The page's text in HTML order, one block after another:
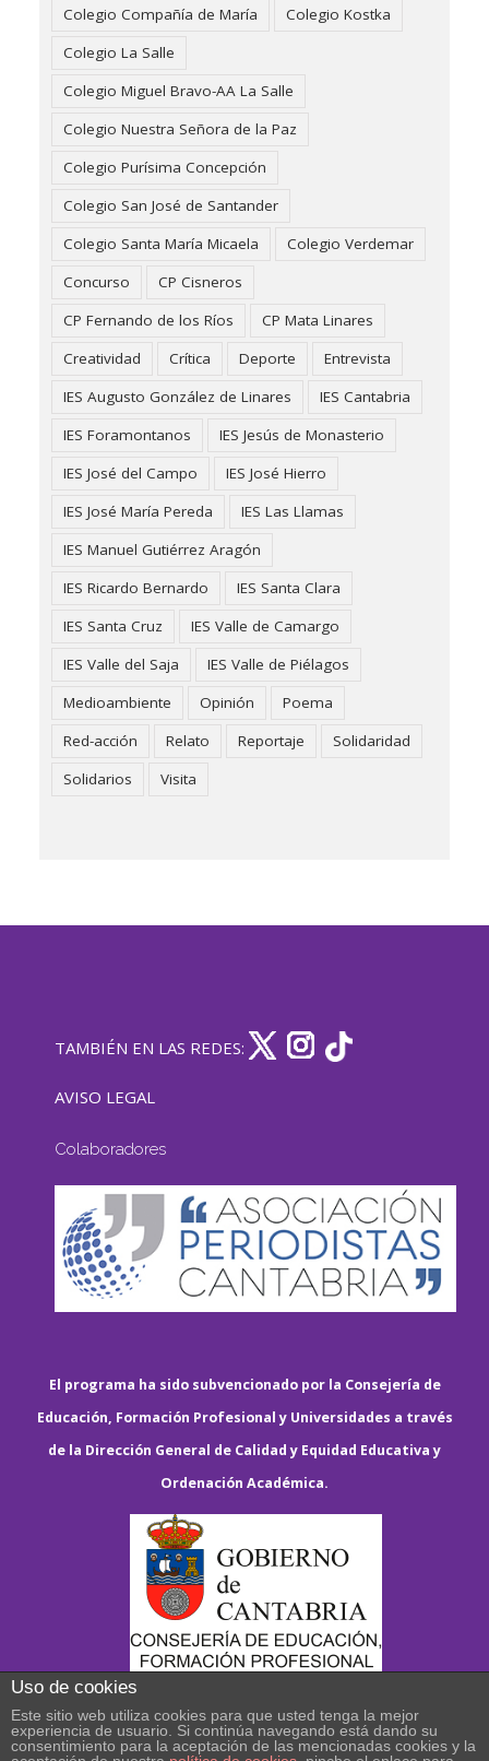
Colegio Compañía de María
Colegio Kostka
Colegio La Salle
Colegio Miguel Bravo-AA La Salle
Colegio Nuestra Señora de la Paz
Colegio Purísima Concepción
Colegio San José de Santander
Colegio Santa María Micaela
Colegio Verdemar
Concurso
CP Cisneros
CP Fernando de los Ríos
CP Mata Linares
Creatividad
Crítica Deporte
Entrevista
IES Augusto González de Linares
IES Cantabria
IES Foramontanos
IES Jesús de Monasterio
IES José del Campo
IES José Hierro
IES José María Pereda
IES Las Llamas
IES Manuel Gutiérrez Aragón
IES Ricardo Bernardo
IES Santa Clara
IES Santa Cruz
IES Valle de Camargo
IES Valle del Saja
IES Valle de Piélagos
Medioambiente
Opinión
Poema
Red-acción
Relato Reportaje
Solidaridad
Solidarios
Visita
TAMBIÉN EN LAS REDES:
AVISO LEGAL
Colaboradores
El programa ha sido subvencionado por la Consejería de
Educación, Formación Profesional y Universidades a través
de la Dirección General de Calidad y Equidad Educativa y
Ordenación Académica.
Uso de cookies
Este sitio web utiliza cookies para que usted tenga la mejor
experiencia de usuario. Si continúa navegando está dando su
consentimiento para la aceptación de las mencionadas cookies y la